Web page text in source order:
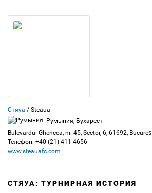
Стяуа / Steaua
Румыния, Бухарест
Bulevardul Ghencea, nr. 45, Sector, 6, 61692,
Телефон: +40 (21) 411 4656
www.steauafc.com
СТЯУА: ТУРНИРНАЯ ИСТОРИЯ